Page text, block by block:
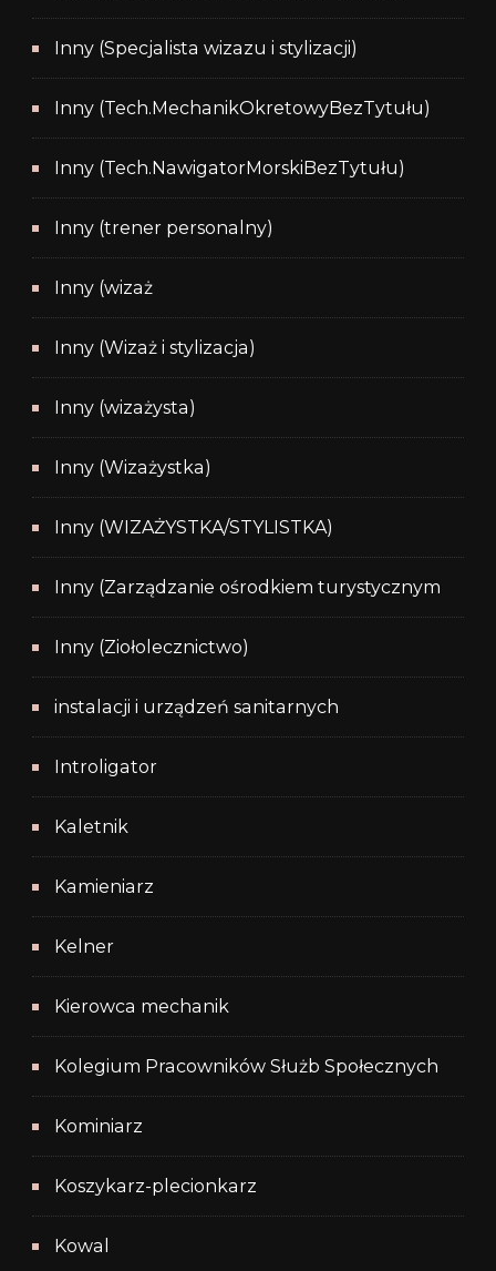
Inny (Specjalista wizazu i stylizacji)
Inny (Tech.MechanikOkretowyBezTytułu)
Inny (Tech.NawigatorMorskiBezTytułu)
Inny (trener personalny)
Inny (wizaż
Inny (Wizaż i stylizacja)
Inny (wizażysta)
Inny (Wizażystka)
Inny (WIZAŻYSTKA/STYLISTKA)
Inny (Zarządzanie ośrodkiem turystycznym
Inny (Ziołolecznictwo)
instalacji i urządzeń sanitarnych
Introligator
Kaletnik
Kamieniarz
Kelner
Kierowca mechanik
Kolegium Pracowników Służb Społecznych
Kominiarz
Koszykarz-plecionkarz
Kowal